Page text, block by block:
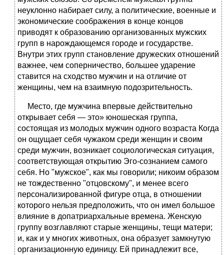
неуклонно набирает силу, а политические, военные и
экономические соображения в конце концов
приводят к образованию организованных мужских
групп в нарождающемся городе и государстве.
Внутри этих групп становление дружеских отношений
важнее, чем соперничество, большее ударение
ставится на сходство мужчин и на отличие от
женщины, чем на взаимную подозрительность.
Место, где мужчина впервые действительно
открывает себя — это» юношеская группа,
состоящая из молодых мужчин одного возраста Когда
он ощущает себя чужаком среди женщин и своим
среди мужчин, возникает социологическая ситуация,
соответствующая открытию Эго-сознанием самого
себя. Но "мужское", как мы говорили; никоим образом
не тождественно "отцовскому", и менее всего
персонализированной фигуре отца, в отношении
которого нельзя предположить, что он имел большое
влияние в допатриархальные времена. Женскую
группу возглавляют старые женщины, тещи матери;
и, как и у многих животных, она образует замкнутую
организационную единицу. Ей принадлежит все,